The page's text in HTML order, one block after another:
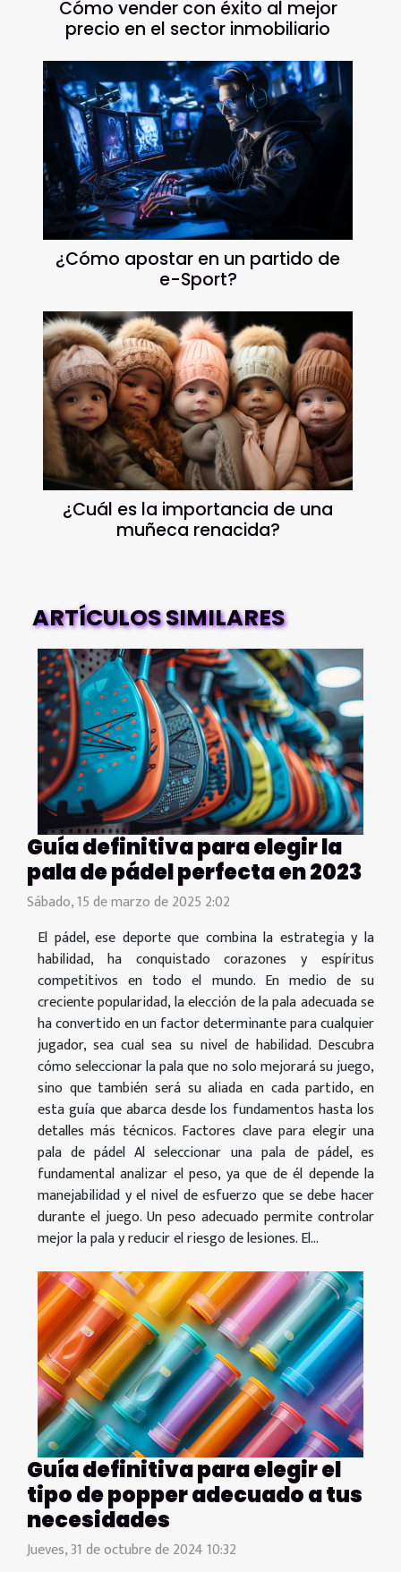
Cómo vender con éxito al mejor
precio en el sector inmobiliario
¿Cómo apostar en un partido de
e-Sport?
¿Cuál es la importancia de una
muñeca renacida?
ARTÍCULOS SIMILARES
Guía definitiva para elegir la
pala de pádel perfecta en 2023
Sábado, 15 de marzo de 2025 2:02
El pádel, ese deporte que combina la estrategia y la
habilidad, ha conquistado corazones y espíritus
competitivos en todo el mundo. En medio de su
creciente popularidad, la elección de la pala adecuada se
ha convertido en un factor determinante para cualquier
jugador, sea cual sea su nivel de habilidad. Descubra
cómo seleccionar la pala que no solo mejorará su juego,
sino que también será su aliada en cada partido, en
esta guía que abarca desde los fundamentos hasta los
detalles más técnicos. Factores clave para elegir una
pala de pádel Al seleccionar una pala de pádel, es
fundamental analizar el peso, ya que de él depende la
manejabilidad y el nivel de esfuerzo que se debe hacer
durante el juego. Un peso adecuado permite controlar
mejor la pala y reducir el riesgo de lesiones. El...
Guía definitiva para elegir el
tipo de popper adecuado a tus
necesidades
Jueves, 31 de octubre de 2024 10:32